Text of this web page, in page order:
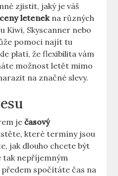
zjistit, jaký je váš
letenekna různých
Kiwi, Skyscanner nebo
pomoci najít tu
platí, že flexibilita vám
možnost letět mimo
na značné slevy.
ječasový
které termíny jsou
jak dlouho chcete být
tak nepříjemným
spočítáte čas na